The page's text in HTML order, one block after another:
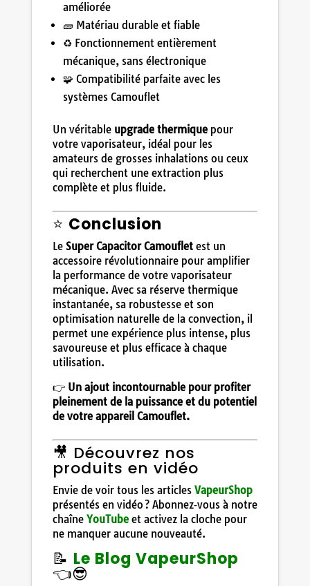
améliorée
🧱 Matériau durable et fiable
♻️ Fonctionnement entièrement
mécanique, sans électronique
🧩 Compatibilité parfaite avec les
systèmes Camouflet
Un véritable upgrade thermiquepour
votre vaporisateur, idéal pour les
amateurs de grosses inhalations ou ceux
qui recherchent une extraction plus
complète et plus fluide.
⭐ Conclusion
Le Super Capacitor Camoufletest un
accessoire révolutionnaire pour amplifier
la performance de votre vaporisateur
mécanique. Avec sa réserve thermique
instantanée, sa robustesse et son
optimisation naturelle de la convection, il
permet une expérience plus intense, plus
savoureuse et plus efficace à chaque
utilisation.
👉 Un ajout incontournable pour profiter
pleinement de la puissance et du potentiel
de votre appareil Camouflet.
🎥 Découvrez nos
produits en vidéo
Envie de voir tous les articles VapeurShop
présentés en vidéo ? Abonnez‑vous à notre
chaîne YouTubeet activez la cloche pour
ne manquer aucune nouveauté.
📝 Le Blog VapeurShop
👈😎